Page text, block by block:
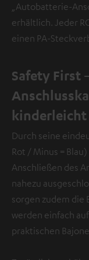
„Autobatterie-
erhältlich. Jeder
einen PA-
Safety First
kinderleicht
Durch seine
Rot / Minus =
Anschließen des
nahezu
sorgen zudem die
werden einfach
praktischen